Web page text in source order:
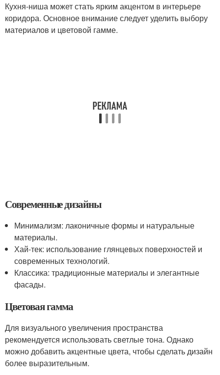
Кухня-ниша может стать ярким акцентом в интерьере
коридора. Основное внимание следует уделить выбору
материалов и цветовой гамме.
Современные дизайны
Минимализм: лаконичные формы и натуральные
материалы.
Хай-тек: использование глянцевых поверхностей и
современных технологий.
Классика: традиционные материалы и элегантные
фасады.
Цветовая гамма
Для визуального увеличения пространства
рекомендуется использовать светлые тона. Однако
можно добавить акцентные цвета, чтобы сделать дизайн
более выразительным.